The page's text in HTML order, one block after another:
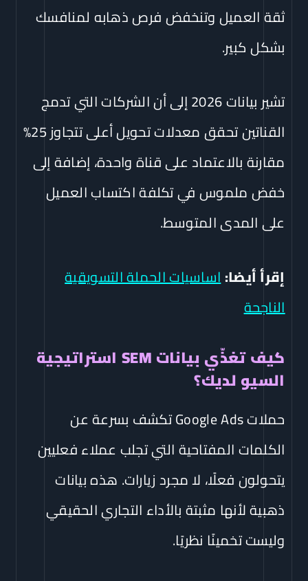
ثقة العميل وتنخفض فرص ذهابه لمنافسك
بشكل كبير.
تشير بيانات 2026 إلى أن الشركات التي تدمج
القناتين تحقق معدلات تحويل أعلى تتجاوز 25%
مقارنة بالاعتماد على قناة واحدة، إضافة إلى
خفض ملموس في تكلفة اكتساب العميل
على المدى المتوسط.
إقرأ أيضا:اساسيات الحملة التسويقية
الناجحة
كيف تغذّي بيانات SEM استراتيجية
السيو لديك؟
حملات Google Ads تكشف بسرعة عن
الكلمات المفتاحية التي تجلب عملاء فعليين
يتحولون فعلًا، لا مجرد زيارات. هذه بيانات
ذهبية لأنها مثبتة بالأداء التجاري الحقيقي
وليست تخمينًا نظريًا.